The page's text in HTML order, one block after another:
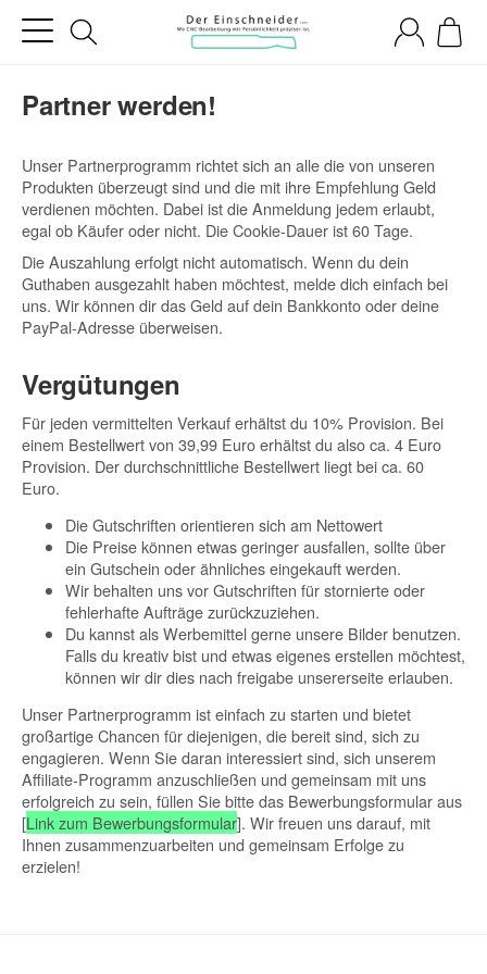
Partner werden!
Unser Partnerprogramm richtet sich an alle die von unseren
Produkten überzeugt sind und die mit ihre Empfehlung Geld
verdienen möchten. Dabei ist die Anmeldung jedem erlaubt,
egal ob Käufer oder nicht. Die Cookie-Dauer ist 60 Tage.
Die Auszahlung erfolgt nicht automatisch. Wenn du dein
Guthaben ausgezahlt haben möchtest, melde dich einfach bei
uns. Wir können dir das Geld auf dein Bankkonto oder deine
PayPal-Adresse überweisen.
Vergütungen
Für jeden vermittelten Verkauf erhältst du 10% Provision. Bei
einem Bestellwert von 39,99 Euro erhältst du also ca. 4 Euro
Provision. Der durchschnittliche Bestellwert liegt bei ca. 60
Euro.
Die Gutschriften orientieren sich am Nettowert
Die Preise können etwas geringer ausfallen, sollte über
ein Gutschein oder ähnliches eingekauft werden.
Wir behalten uns vor Gutschriften für stornierte oder
fehlerhafte Aufträge zurückzuziehen.
Du kannst als Werbemittel gerne unsere Bilder benutzen.
Falls du kreativ bist und etwas eigenes erstellen möchtest,
können wir dir dies nach freigabe unsererseite erlauben.
Unser Partnerprogramm ist einfach zu starten und bietet
großartige Chancen für diejenigen, die bereit sind, sich zu
engagieren. Wenn Sie daran interessiert sind, sich unserem
Affiliate-Programm anzuschließen und gemeinsam mit uns
erfolgreich zu sein, füllen Sie bitte das Bewerbungsformular aus
[Link zum Bewerbungsformular]. Wir freuen uns darauf, mit
Ihnen zusammenzuarbeiten und gemeinsam Erfolge zu
erzielen!